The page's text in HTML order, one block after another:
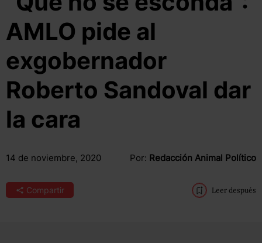
AMLO pide al
exgobernador
Roberto Sandoval dar
la cara
14 de noviembre, 2020 Por: Redacción Animal Político
Compartir Leer después